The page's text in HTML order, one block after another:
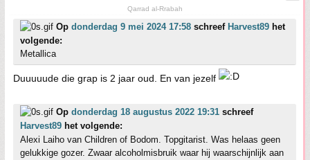
Qarrad al-Rrabah
Op donderdag 9 mei 2024 17:58 schreef Harvest89 het
volgende:
Metallica
Duuuuude die grap is 2 jaar oud. En van jezelf
Op donderdag 18 augustus 2022 19:31 schreef
Harvest89 het volgende:
Alexi Laiho van Children of Bodom. Topgitarist. Was helaas geen
gelukkige gozer. Zwaar alcoholmisbruik waar hij waarschijnlijk aan